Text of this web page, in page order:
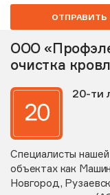
ОТПРАВИТЬ
ООО
очистка
20-ти
Специалисты
объектах как
Новгород,